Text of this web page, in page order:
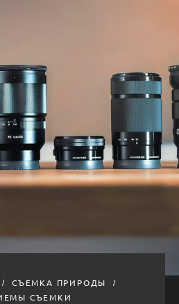
СЪЕМКА ПРИРОДЫ
СЪЕМКИ